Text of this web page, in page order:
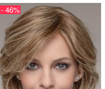
- 46%